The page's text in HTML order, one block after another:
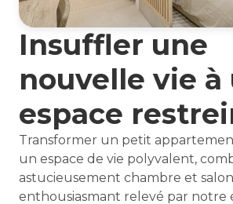
Insuffler une
nouvelle vie à
espace
Transformer un petit
un espace de vie polyvalent,
astucieusement chambre et
enthousiasmant relevé par notre